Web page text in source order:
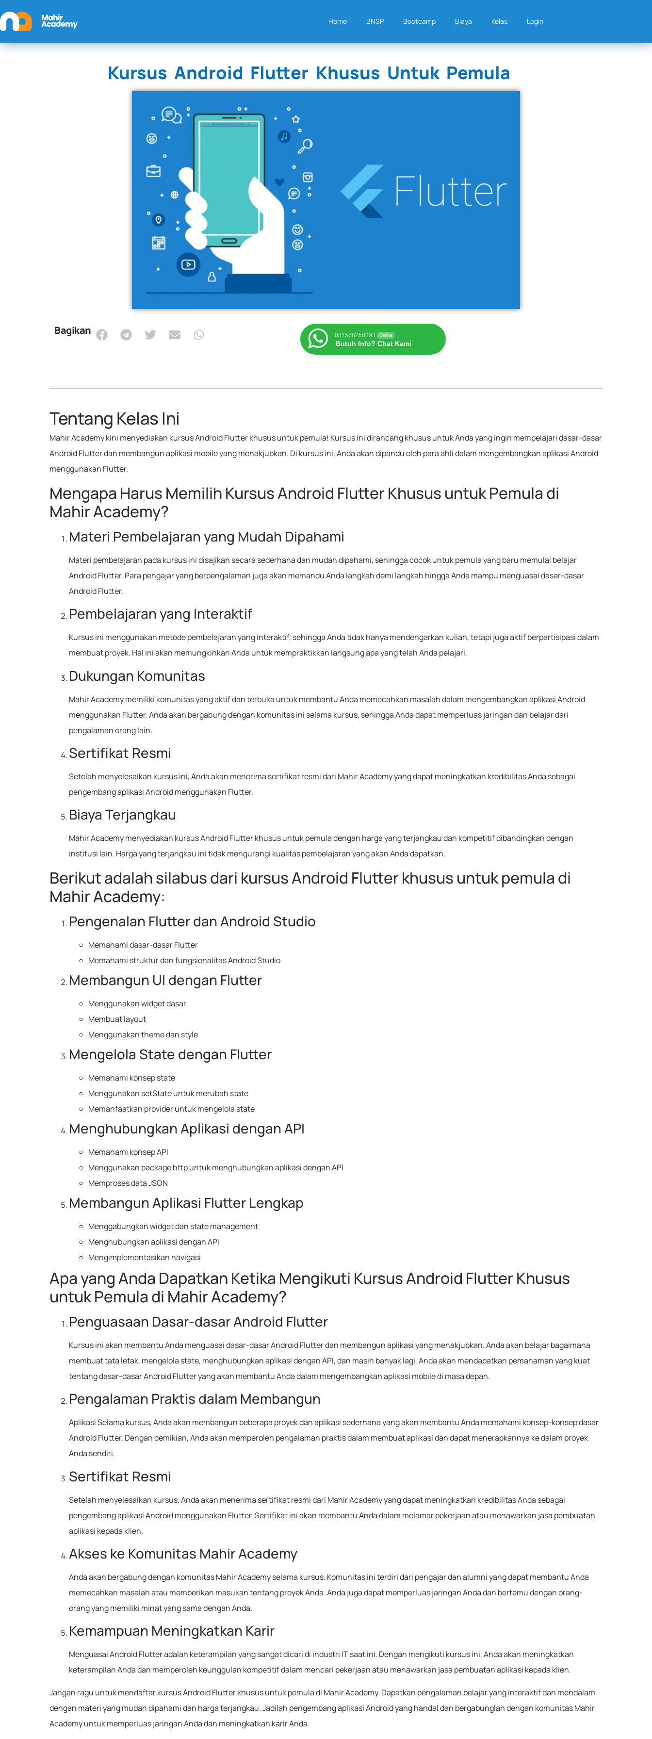
Home BNSP Bootcamp Biaya Kelas Login
Kursus Android Flutter Khusus Untuk Pemula
Bagikan 081578258393 Online
Butuh Info? Chat Kami
Tentang Kelas Ini
Mahir Academy kini menyediakan kursus Android Flutter khusus untuk pemula! Kursus ini dirancang khusus untuk Anda yang ingin mempelajari dasar-dasar
Android Flutter dan membangun aplikasi mobile yang menakjubkan. Di kursus ini, Anda akan dipandu oleh para ahli dalam mengembangkan aplikasi Android
menggunakan Flutter.
Mengapa Harus Memilih Kursus Android Flutter Khusus untuk Pemula di
Mahir Academy?
Materi Pembelajaran yang Mudah Dipahami
Materi pembelajaran pada kursus ini disajikan secara sederhana dan mudah dipahami, sehingga cocok untuk pemula yang baru memulai belajar
Android Flutter. Para pengajar yang berpengalaman juga akan memandu Anda langkah demi langkah hingga Anda mampu menguasai dasar-dasar
Android Flutter.
Pembelajaran yang Interaktif
Kursus ini menggunakan metode pembelajaran yang interaktif, sehingga Anda tidak hanya mendengarkan kuliah, tetapi juga aktif berpartisipasi dalam
membuat proyek. Hal ini akan memungkinkan Anda untuk mempraktikkan langsung apa yang telah Anda pelajari.
Dukungan Komunitas
Mahir Academy memiliki komunitas yang aktif dan terbuka untuk membantu Anda memecahkan masalah dalam mengembangkan aplikasi Android
menggunakan Flutter. Anda akan bergabung dengan komunitas ini selama kursus, sehingga Anda dapat memperluas jaringan dan belajar dari
pengalaman orang lain.
Sertifikat Resmi
Setelah menyelesaikan kursus ini, Anda akan menerima sertifikat resmi dari Mahir Academy yang dapat meningkatkan kredibilitas Anda sebagai
pengembang aplikasi Android menggunakan Flutter.
Biaya Terjangkau
Mahir Academy menyediakan kursus Android Flutter khusus untuk pemula dengan harga yang terjangkau dan kompetitif dibandingkan dengan
institusi lain. Harga yang terjangkau ini tidak mengurangi kualitas pembelajaran yang akan Anda dapatkan.
Berikut adalah silabus dari kursus Android Flutter khusus untuk pemula di
Mahir Academy:
Pengenalan Flutter dan Android Studio
Memahami dasar-dasar Flutter
Memahami struktur dan fungsionalitas Android Studio
Membangun UI dengan Flutter
Menggunakan widget dasar
Membuat layout
Menggunakan theme dan style
Mengelola State dengan Flutter
Memahami konsep state
Menggunakan setState untuk merubah state
Memanfaatkan provider untuk mengelola state
Menghubungkan Aplikasi dengan API
Memahami konsep API
Menggunakan package http untuk menghubungkan aplikasi dengan API
Memproses data JSON
Membangun Aplikasi Flutter Lengkap
Menggabungkan widget dan state management
Menghubungkan aplikasi dengan API
Mengimplementasikan navigasi
Apa yang Anda Dapatkan Ketika Mengikuti Kursus Android Flutter Khusus
untuk Pemula di Mahir Academy?
Penguasaan Dasar-dasar Android Flutter
Kursus ini akan membantu Anda menguasai dasar-dasar Android Flutter dan membangun aplikasi yang menakjubkan. Anda akan belajar bagaimana
membuat tata letak, mengelola state, menghubungkan aplikasi dengan API, dan masih banyak lagi. Anda akan mendapatkan pemahaman yang kuat
tentang dasar-dasar Android Flutter yang akan membantu Anda dalam mengembangkan aplikasi mobile di masa depan.
Pengalaman Praktis dalam Membangun
Aplikasi Selama kursus, Anda akan membangun beberapa proyek dan aplikasi sederhana yang akan membantu Anda memahami konsep-konsep dasar
Android Flutter. Dengan demikian, Anda akan memperoleh pengalaman praktis dalam membuat aplikasi dan dapat menerapkannya ke dalam proyek
Anda sendiri.
Sertifikat Resmi
Setelah menyelesaikan kursus, Anda akan menerima sertifikat resmi dari Mahir Academy yang dapat meningkatkan kredibilitas Anda sebagai
pengembang aplikasi Android menggunakan Flutter. Sertifikat ini akan membantu Anda dalam melamar pekerjaan atau menawarkan jasa pembuatan
aplikasi kepada klien.
Akses ke Komunitas Mahir Academy
Anda akan bergabung dengan komunitas Mahir Academy selama kursus. Komunitas ini terdiri dari pengajar dan alumni yang dapat membantu Anda
memecahkan masalah atau memberikan masukan tentang proyek Anda. Anda juga dapat memperluas jaringan Anda dan bertemu dengan orang-
orang yang memiliki minat yang sama dengan Anda.
Kemampuan Meningkatkan Karir
Menguasai Android Flutter adalah keterampilan yang sangat dicari di industri IT saat ini. Dengan mengikuti kursus ini, Anda akan meningkatkan
keterampilan Anda dan memperoleh keunggulan kompetitif dalam mencari pekerjaan atau menawarkan jasa pembuatan aplikasi kepada klien.
Jangan ragu untuk mendaftar kursus Android Flutter khusus untuk pemula di Mahir Academy. Dapatkan pengalaman belajar yang interaktif dan mendalam
dengan materi yang mudah dipahami dan harga terjangkau. Jadilah pengembang aplikasi Android yang handal dan bergabunglah dengan komunitas Mahir
Academy untuk memperluas jaringan Anda dan meningkatkan karir Anda.